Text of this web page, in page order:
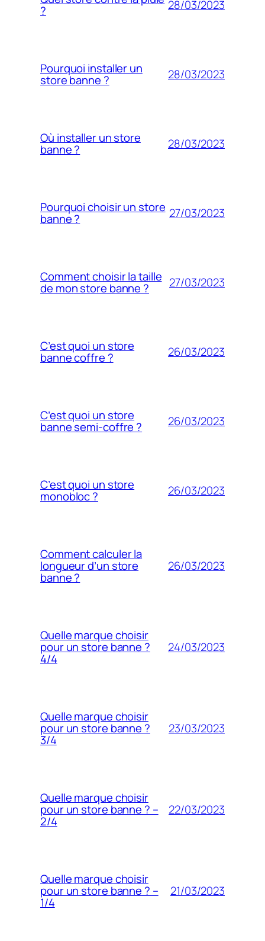
? 28/03/2023
Pourquoi installer un
store banne ? 28/03/2023
Où installer un store
banne ? 28/03/2023
Pourquoi choisir un store
banne ? 27/03/2023
Comment choisir la taille
de mon store banne ? 27/03/2023
C’est quoi un store
banne coffre ? 26/03/2023
C’est quoi un store
banne semi-coffre ? 26/03/2023
C’est quoi un store
monobloc ? 26/03/2023
Comment calculer la
longueur d’un store
banne ?
26/03/2023
Quelle marque choisir
pour un store banne ?
4/4
24/03/2023
Quelle marque choisir
pour un store banne ?
3/4
23/03/2023
Quelle marque choisir
pour un store banne ? –
2/4
22/03/2023
Quelle marque choisir
pour un store banne ? –
1/4
21/03/2023